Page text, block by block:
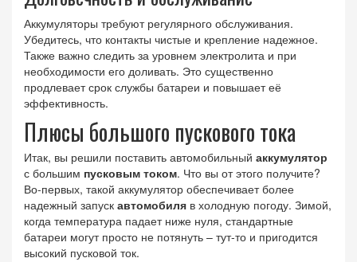
Аккумуляторы требуют регулярного обслуживания.
Убедитесь, что контакты чистые и крепление надежное.
Также важно следить за уровнем электролита и при
необходимости его доливать. Это существенно
продлевает срок службы батареи и повышает её
эффективность.
Плюсы большого пускового тока
Итак, вы решили поставить автомобильный аккумулятор
с большим пусковым током. Что вы от этого получите?
Во-первых, такой аккумулятор обеспечивает более
надежный запуск автомобиля в холодную погоду. Зимой,
когда температура падает ниже нуля, стандартные
батареи могут просто не потянуть – тут-то и пригодится
высокий пусковой ток.